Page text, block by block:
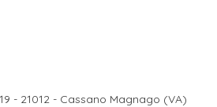
- 21012 - Cassano Magnago (VA)